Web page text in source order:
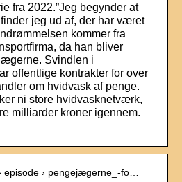
fra 2022.”Jeg begynder at
jeg ud af, der har været
kommer fra
da han bliver
Svindlen i
offentlige kontrakter for over
om hvidvask af penge.
ni store hvidvasknetværk,
milliarder kroner igennem.
episode › pengejægerne_-fo…